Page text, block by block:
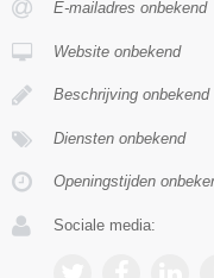
E-mailadres onbekend
Website onbekend
Beschrijving onbekend
Diensten onbekend
Openingstijden
Sociale media: